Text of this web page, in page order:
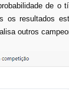
de o
os resultados
outros